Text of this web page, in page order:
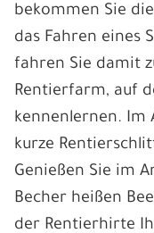
bekommen Sie
das Fahren eines
fahren Sie damit
Rentierfarm, auf
kennenlernen. Im
kurze
Genießen Sie im
Becher heißen
der Rentierhirte